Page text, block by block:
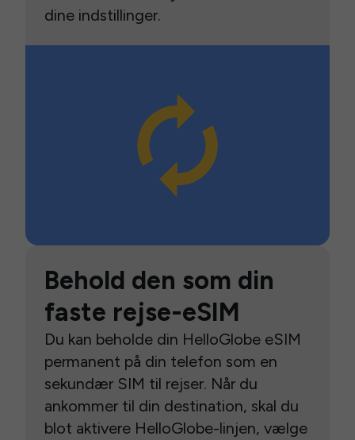
dine indstillinger.
Behold den som din
faste rejse-eSIM
Du kan beholde din HelloGlobe eSIM
permanent på din telefon som en
sekundær SIM til rejser. Når du
ankommer til din destination, skal du
blot aktivere HelloGlobe-linjen, vælge